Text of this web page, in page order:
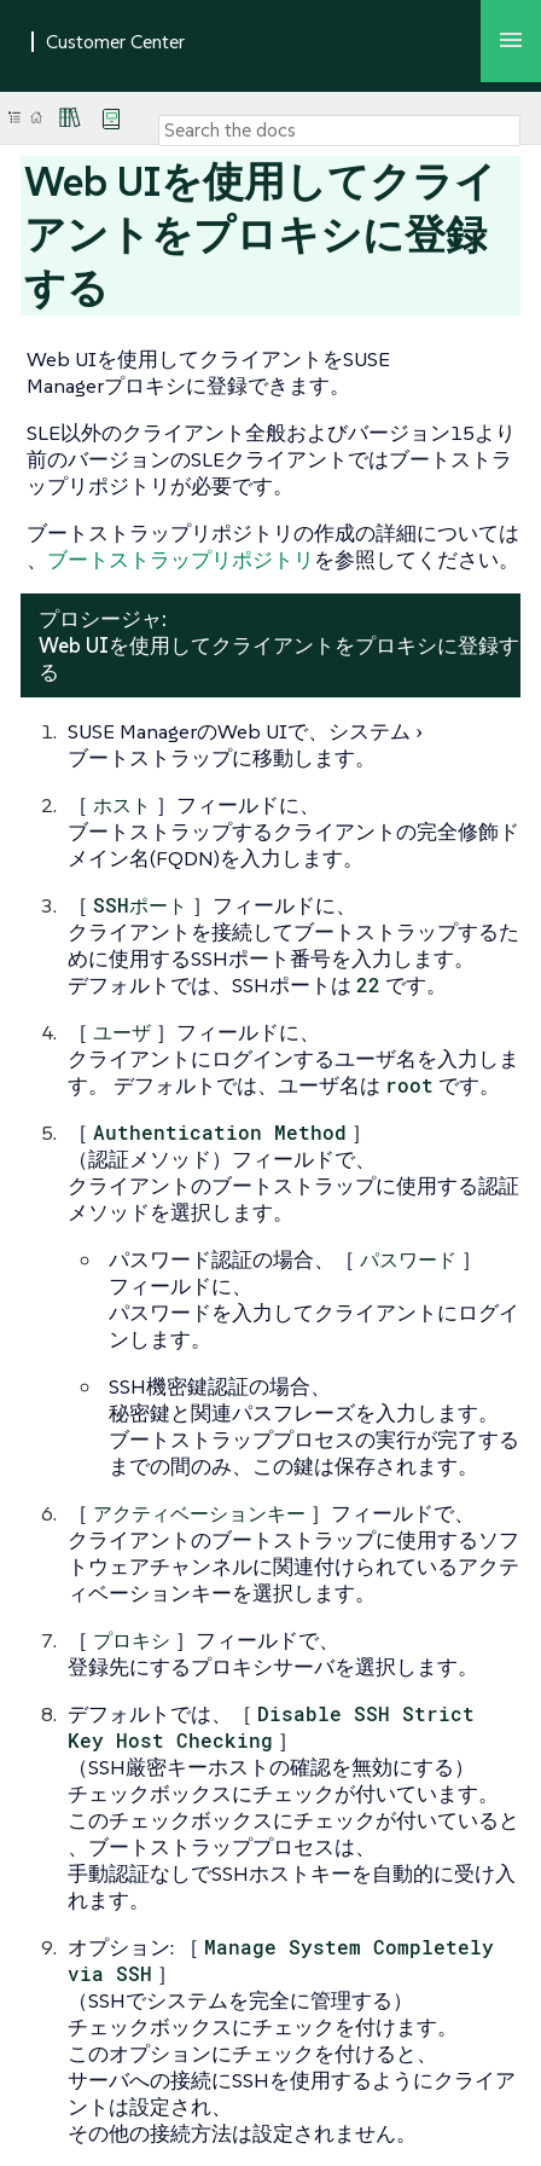
Web UIを使用してクライ
アントをプロキシに登録
する
Web UIを使用してクライアントをSUSE
Managerプロキシに登録できます。
SLE以外のクライアント全般およびバージョン15より
前のバージョンのSLEクライアントではブートストラ
ップリポジトリが必要です。
ブートストラップリポジトリの作成の詳細については
、 ブートストラップリポジトリ を参照してください。
プロシージャ:
Web UIを使用してクライアントをプロキシに登録す
る
SUSE ManagerのWeb UIで、 システム
ブートストラップに移動します。
［ ホスト ］フィールドに、
ブートストラップするクライアントの完全修飾ド
メイン名(FQDN)を入力します。
［ SSHポート ］フィールドに、
クライアントを接続してブートストラップするた
めに使用するSSHポート番号を入力します。
デフォルトでは、SSHポートは 22 です。
［ ユーザ ］フィールドに、
クライアントにログインするユーザ名を入力しま
す。 デフォルトでは、ユーザ名は root です。
［ Authentication Method ］
（認証メソッド）フィールドで、
クライアントのブートストラップに使用する認証
メソッドを選択します。
パスワード認証の場合、［ パスワード ］
フィールドに、
パスワードを入力してクライアントにログイ
ンします。
SSH機密鍵認証の場合、
秘密鍵と関連パスフレーズを入力します。
ブートストラッププロセスの実行が完了する
までの間のみ、この鍵は保存されます。
［ アクティベーションキー ］フィールドで、
クライアントのブートストラップに使用するソフ
トウェアチャンネルに関連付けられているアクテ
ィベーションキーを選択します。
［ プロキシ ］フィールドで、
登録先にするプロキシサーバを選択します。
デフォルトでは、［ Disable SSH Strict
Key Host Checking ］
（SSH厳密キーホストの確認を無効にする）
チェックボックスにチェックが付いています。
このチェックボックスにチェックが付いていると
、ブートストラッププロセスは、
手動認証なしでSSHホストキーを自動的に受け入
れます。
オプション: ［ Manage System Completely
via SSH ］
（SSHでシステムを完全に管理する）
チェックボックスにチェックを付けます。
このオプションにチェックを付けると、
サーバへの接続にSSHを使用するようにクライア
ントは設定され、
その他の接続方法は設定されません。